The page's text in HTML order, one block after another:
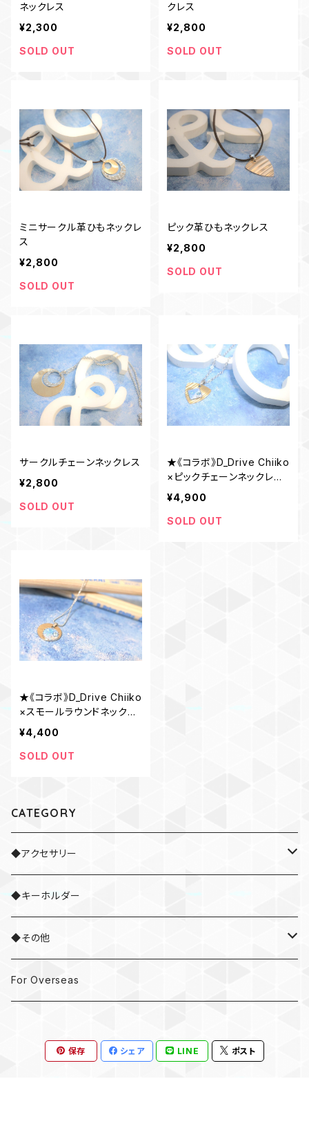
ネックレス
¥2,300
SOLD OUT
クレス
¥2,800
SOLD OUT
ミニサークル革ひもネックレ
ス
¥2,800
SOLD OUT
ピック革ひもネックレス
¥2,800
SOLD OUT
サークルチェーンネックレス
¥2,800
SOLD OUT
★《コラボ》D_Drive Chiiko
×ピックチェーンネックレス
★
¥4,900
SOLD OUT
★《コラボ》D_Drive Chiiko
×スモールラウンドネックレ
ス★
¥4,400
SOLD OUT
CATEGORY
◆アクセサリー
・ネックレス
・ブレスレット
・ネクタイピン
◆キーホルダー
◆その他
・ドラムスティック
For Overseas
保存 シェア LINE ポスト